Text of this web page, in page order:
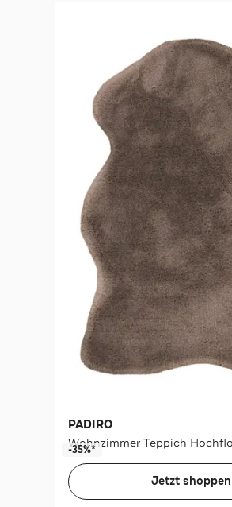
PADIRO
-35%*
Jetzt shoppen